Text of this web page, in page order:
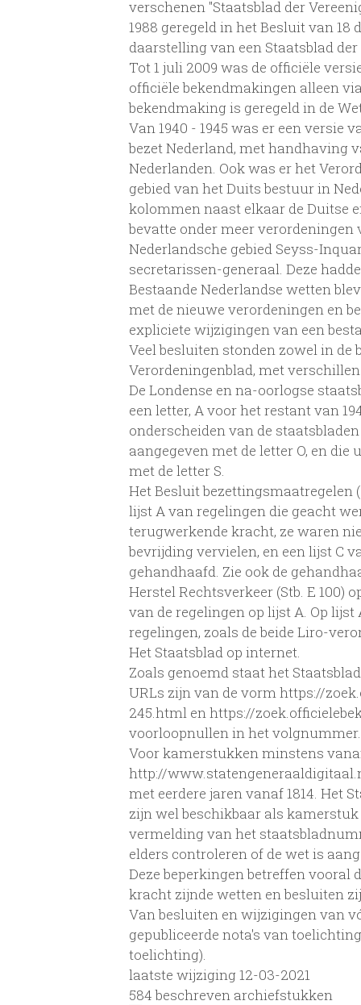
verschenen "Staatsblad der
1988 geregeld in het Besluit van 18
daarstelling van een Staatsblad
Tot 1 juli 2009 was de officiële
officiële bekendmakingen alleen
bekendmaking is geregeld in de
Van 1940 - 1945 was er een versie
bezet Nederland, met handhaving
Nederlanden. Ook was er het
gebied van het Duits bestuur in
kolommen naast elkaar de Duitse
bevatte onder meer
Nederlandsche gebied Seyss-
secretarissen-generaal. Deze
Bestaande Nederlandse wetten
met de nieuwe verordeningen en
expliciete wijzigingen van een
Veel besluiten stonden zowel in de
Verordeningenblad, met
De Londense en na-oorlogse
een letter, A voor het restant van
onderscheiden van de
aangegeven met de letter O, en
met de letter S.
Het Besluit bezettingsmaatregelen
lijst A van regelingen die geacht
terugwerkende kracht, ze waren
bevrijding vervielen, en een lijst C
gehandhaafd. Zie ook de
Herstel Rechtsverkeer (Stb. E 100)
van de regelingen op lijst A. Op
regelingen, zoals de beide Liro-
Het Staatsblad op internet.
Zoals genoemd staat het
URLs zijn van de vorm https://
245.html en https://
voorloopnullen in het volgnummer.
Voor kamerstukken minstens
http://
met eerdere jaren vanaf 1814. Het
zijn wel beschikbaar als
vermelding van het
elders controleren of de wet is
Deze beperkingen betreffen vooral
kracht zijnde wetten en besluiten
Van besluiten en wijzigingen van
gepubliceerde nota's van
toelichting).
laatste wijziging 12-03-2021
584 beschreven archiefstukken